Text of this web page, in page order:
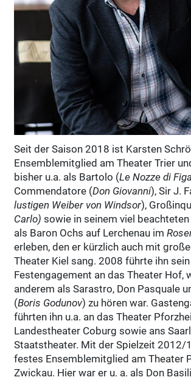
Seit der Saison 2018 ist Karsten
Ensemblemitglied am Theater Trier
bisher u.a. als Bartolo (Le Nozze di
Commendatore (Don Giovanni), Sir J.
lustigen Weiber von Windsor),
Carlo)sowie in seinem viel
als Baron Ochs auf Lerchenau im
erleben, den er kürzlich auch mit
Theater Kiel sang. 2008 führte ihn
Festengagement an das Theater Hof,
anderem als Sarastro, Don Pasquale
(Boris Godunov) zu hören war.
führten ihn u.a. an das Theater
Landestheater Coburg sowie ans
Staatstheater. Mit der Spielzeit 2012/
festes Ensemblemitglied am Theater
Zwickau. Hier war er u. a. als Don